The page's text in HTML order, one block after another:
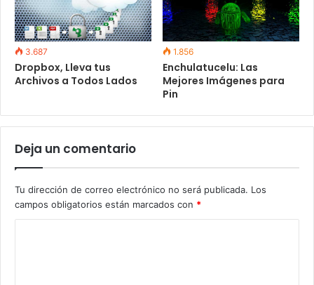
3.687
Dropbox, Lleva tus
Archivos a Todos Lados
1.856
Enchulatucelu: Las
Mejores Imágenes para
Pin
Deja un comentario
Tu dirección de correo electrónico no será publicada. Los
campos obligatorios están marcados con *